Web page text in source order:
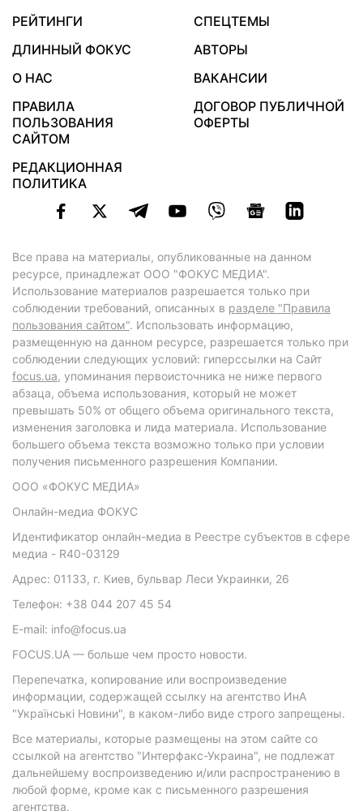
РЕЙТИНГИ
СПЕЦТЕМЫ
ДЛИННЫЙ ФОКУС
АВТОРЫ
О НАС
ВАКАНСИИ
ПРАВИЛА
ПОЛЬЗОВАНИЯ
САЙТОМ
ДОГОВОР ПУБЛИЧНОЙ
ОФЕРТЫ
РЕДАКЦИОННАЯ
ПОЛИТИКА
Все права на материалы, опубликованные на данном
ресурсе, принадлежат ООО "ФОКУС МЕДИА".
Использование материалов разрешается только при
соблюдении требований, описанных в разделе "Правила
пользования сайтом". Использовать информацию,
размещенную на данном ресурсе, разрешается только при
соблюдении следующих условий: гиперссылки на Сайт
focus.ua, упоминания первоисточника не ниже первого
абзаца, объема использования, который не может
превышать 50% от общего объема оригинального текста,
изменения заголовка и лида материала. Использование
большего объема текста возможно только при условии
получения письменного разрешения Компании.
ООО «ФОКУС МЕДИА»
Онлайн-медиа ФОКУС
Идентификатор онлайн-медиа в Реестре субъектов в сфере
медиа - R40-03129
Адрес: 01133, г. Киев, бульвар Леси Украинки, 26
Телефон: +38 044 207 45 54
E-mail: info@focus.ua
FOCUS.UA — больше чем просто новости.
Перепечатка, копирование или воспроизведение
информации, содержащей ссылку на агентство ИнА
"Українські Новини", в каком-либо виде строго запрещены.
Все материалы, которые размещены на этом сайте со
ссылкой на агентство "Интерфакс-Украина", не подлежат
дальнейшему воспроизведению и/или распространению в
любой форме, кроме как с письменного разрешения
агентства.